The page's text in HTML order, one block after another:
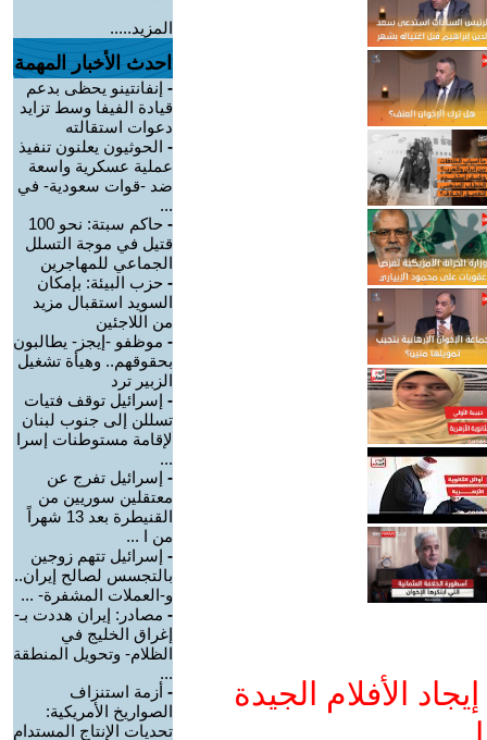
الأفلام الجيدة
المزيد.....
احدث الأخبار المهمة
- إنفانتينو يحظى بدعم
قيادة الفيفا وسط تزايد
دعوات استقالته
- الحوثيون يعلنون تنفيذ
عملية عسكرية واسعة
ضد -قوات سعودية- في
...
-
حاكم سبتة: نحو 100
قتيل في موجة التسلل
الجماعي للمهاجرين
- حزب البيئة: بإمكان
السويد استقبال مزيد
من اللاجئين
- موظفو -إيجز- يطالبون
بحقوقهم.. وهيأة تشغيل
الزبير ترد
- إسرائيل توقف فتيات
تسللن إلى جنوب لبنان
لإقامة مستوطنات إسرا
...
- إسرائيل تفرج عن
معتقلين سوريين من
القنيطرة بعد 13 شهراً
من ا ...
- إسرائيل تتهم زوجين
بالتجسس لصالح إيران..
و-العملات المشفرة- ...
- مصادر: إيران هددت بـ-
إغراق الخليج في
الظلام- وتحويل المنطقة
...
- أزمة استنزاف
الصواريخ الأمريكية:
تحديات الإنتاج المستدام